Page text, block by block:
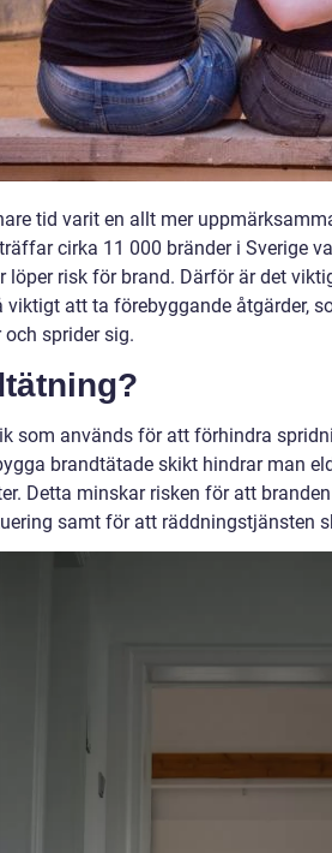
tid varit en allt mer
cirka 11 000 bränder i Sverige
löper risk för brand. Därför är det
viktigt att ta förebyggande åtgärder,
sprider sig.
som används för att förhindra
brandtätade skikt hindrar man
Detta minskar risken för att
samt för att räddningstjänsten